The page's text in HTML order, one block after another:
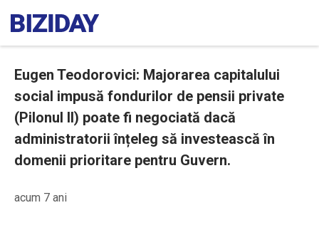
Eugen Teodorovici: Majorarea capitalului
social impusă fondurilor de pensii private
(Pilonul II) poate fi negociată dacă
administratorii înțeleg să investească în
domenii prioritare pentru Guvern.
acum 7 ani